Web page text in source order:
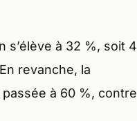
s’élève à 32 %, soit 4
revanche, la
à 60 %, contre